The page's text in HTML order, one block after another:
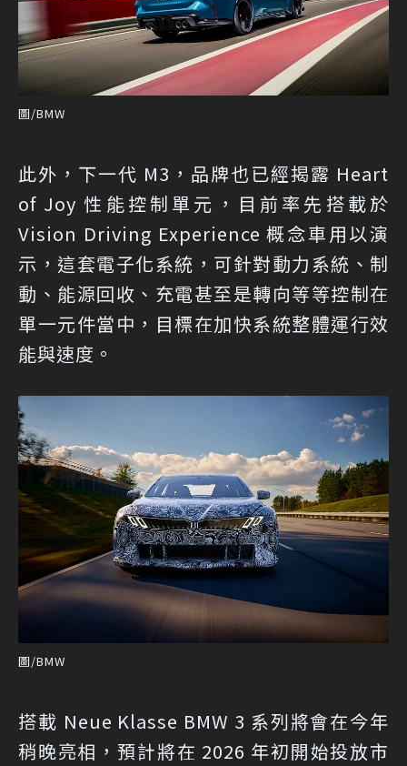
圖/BMW
此外，下一代 M3，品牌也已經揭露 Heart
of Joy 性能控制單元，目前率先搭載於
Vision Driving Experience 概念車用以演
示，這套電子化系統，可針對動力系統、制
動、能源回收、充電甚至是轉向等等控制在
單一元件當中，目標在加快系統整體運行效
能與速度。
圖/BMW
搭載 Neue Klasse BMW 3 系列將會在今年
稍晚亮相，預計將在 2026 年初開始投放市